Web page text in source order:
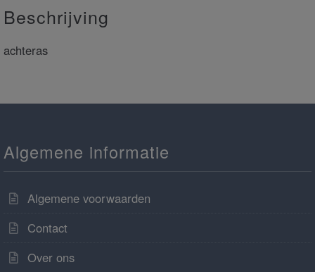
Beschrijving
achteras
Algemene informatie
Algemene voorwaarden
Contact
Over ons